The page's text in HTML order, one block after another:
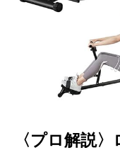
〈プロ解説